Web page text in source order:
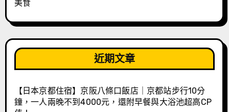
美食
近期文章
【日本京都住宿】京阪八條口飯店｜京都站步行10分
鐘，一人兩晚不到4000元，還附早餐與大浴池超高CP